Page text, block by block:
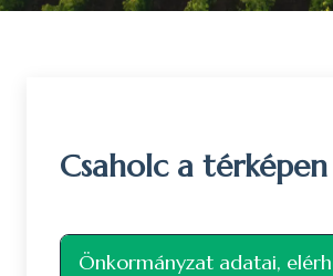
Csaholc a térképen
+
Önkormányzat adatai,